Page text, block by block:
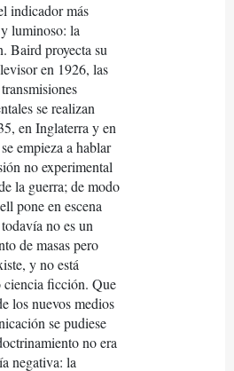
indicador más
luminoso: la
Baird proyecta su
en 1926, las
se realizan
en Inglaterra y en
empieza a hablar
no experimental
la guerra; de modo
pone en escena
no es un
de masas pero
y no está
ciencia ficción. Que
los nuevos medios
se pudiese
no era
negativa: la